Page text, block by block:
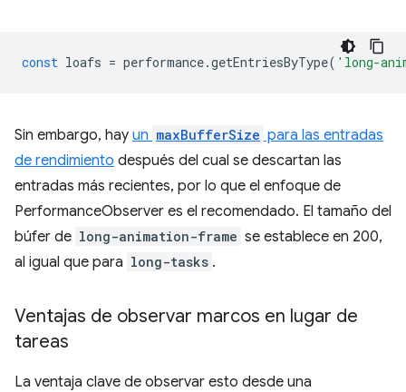
const loafs = performance.getEntriesByType( 'long-
Sin embargo, hay un maxBufferSize para las entradas
de rendimiento después del cual se descartan las
entradas más recientes, por lo que el enfoque de
PerformanceObserver es el recomendado. El tamaño del
búfer de long-animation-frame se establece en 200,
al igual que para long-tasks .
Ventajas de observar marcos en lugar de
tareas
La ventaja clave de observar esto desde una